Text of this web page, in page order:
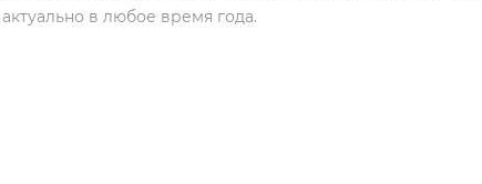
в любое время года.